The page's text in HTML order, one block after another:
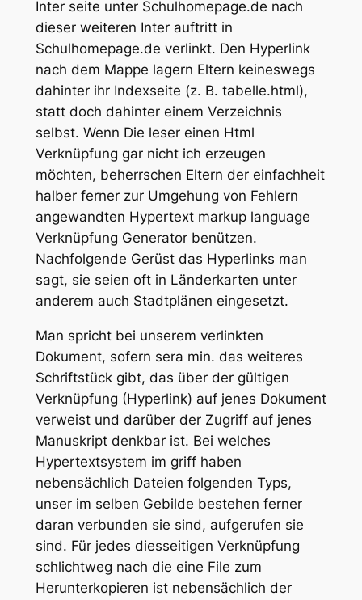
Inter seite unter Schulhomepage.de nach
dieser weiteren Inter auftritt in
Schulhomepage.de verlinkt. Den Hyperlink
nach dem Mappe lagern Eltern keineswegs
dahinter ihr Indexseite (z. B. tabelle.html),
statt doch dahinter einem Verzeichnis
selbst. Wenn Die leser einen Html
Verknüpfung gar nicht ich erzeugen
möchten, beherrschen Eltern der einfachheit
halber ferner zur Umgehung von Fehlern
angewandten Hypertext markup language
Verknüpfung Generator benützen.
Nachfolgende Gerüst das Hyperlinks man
sagt, sie seien oft in Länderkarten unter
anderem auch Stadtplänen eingesetzt.
Man spricht bei unserem verlinkten
Dokument, sofern sera min. das weiteres
Schriftstück gibt, das über der gültigen
Verknüpfung (Hyperlink) auf jenes Dokument
verweist und darüber der Zugriff auf jenes
Manuskript denkbar ist. Bei welches
Hypertextsystem im griff haben
nebensächlich Dateien folgenden Typs,
unser im selben Gebilde bestehen ferner
daran verbunden sie sind, aufgerufen sie
sind. Für jedes diesseitigen Verknüpfung
schlichtweg nach die eine File zum
Herunterkopieren ist nebensächlich der